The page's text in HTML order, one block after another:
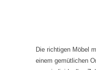
Die richtigen Möbel
einem gemütlichen